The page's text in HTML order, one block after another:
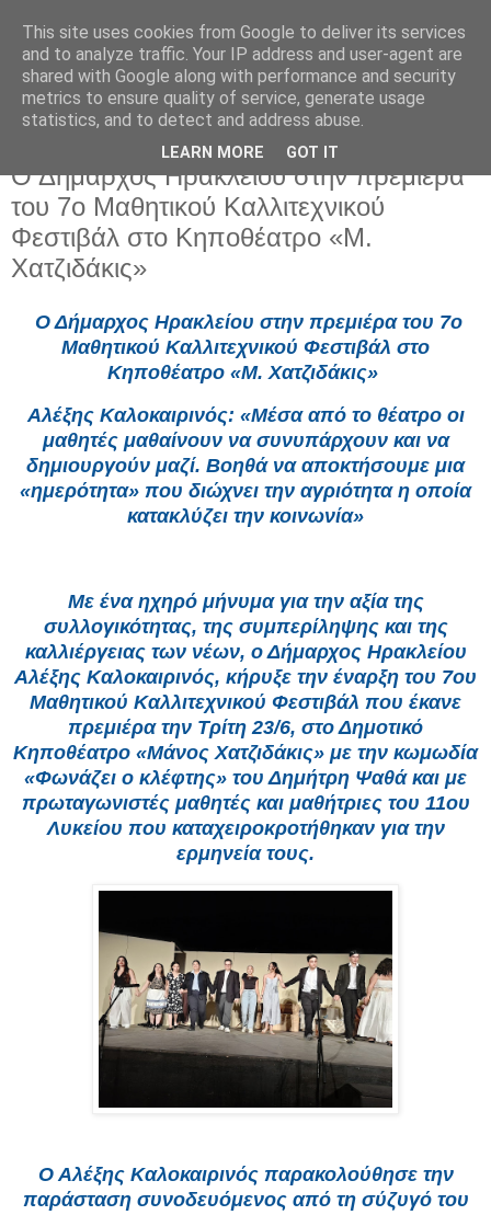
Πέμπτη 25 Ιουνίου 2026
Ο Δήμαρχος Ηρακλείου στην πρεμιέρα
του 7ο Μαθητικού Καλλιτεχνικού
Φεστιβάλ στο Κηποθέατρο «Μ.
Χατζιδάκις»
Ο Δήμαρχος Ηρακλείου στην πρεμιέρα του 7ο
Μαθητικού Καλλιτεχνικού Φεστιβάλ στο
Κηποθέατρο «Μ. Χατζιδάκις»
Αλέξης Καλοκαιρινός: «Μέσα από το θέατρο οι
μαθητές μαθαίνουν να συνυπάρχουν και να
δημιουργούν μαζί. Βοηθά να αποκτήσουμε μια
«ημερότητα» που διώχνει την αγριότητα η οποία
κατακλύζει την κοινωνία»
Με ένα ηχηρό μήνυμα για την αξία της
συλλογικότητας, της συμπερίληψης και της
καλλιέργειας των νέων, ο Δήμαρχος Ηρακλείου
Αλέξης Καλοκαιρινός, κήρυξε την έναρξη του 7ου
Μαθητικού Καλλιτεχνικού Φεστιβάλ που έκανε
πρεμιέρα την Τρίτη 23/6, στο Δημοτικό
Κηποθέατρο «Μάνος Χατζιδάκις» με την κωμωδία
«Φωνάζει ο κλέφτης» του Δημήτρη Ψαθά και με
πρωταγωνιστές μαθητές και μαθήτριες του 11ου
Λυκείου που καταχειροκροτήθηκαν για την
ερμηνεία τους.
Ο Αλέξης Καλοκαιρινός παρακολούθησε την
παράσταση συνοδευόμενος από τη σύζυγό του
This site uses cookies from Google to deliver its services
and to analyze traffic. Your IP address and user-agent are
shared with Google along with performance and security
metrics to ensure quality of service, generate usage
statistics, and to detect and address abuse.
LEARN MORE GOT IT